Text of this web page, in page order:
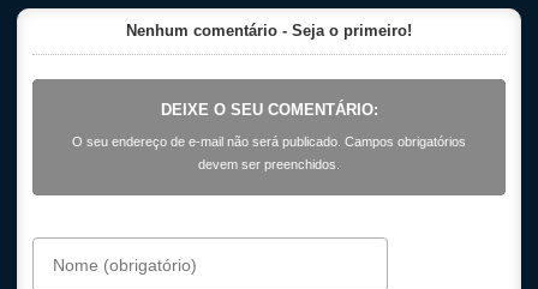
Nenhum comentário - Seja o primeiro!
DEIXE O SEU COMENTÁRIO:
O seu endereço de e-mail não será publicado. Campos obrigatórios
devem ser preenchidos.